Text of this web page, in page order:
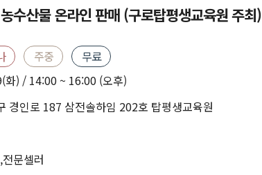
수산물 온라인 판매 (구로탑평생교육원 주최)
주중
무료
) / 14:00 ~ 16:00 (오후)
경인로 187 삼전솔하임 202호 탑평생교육원
문셀러